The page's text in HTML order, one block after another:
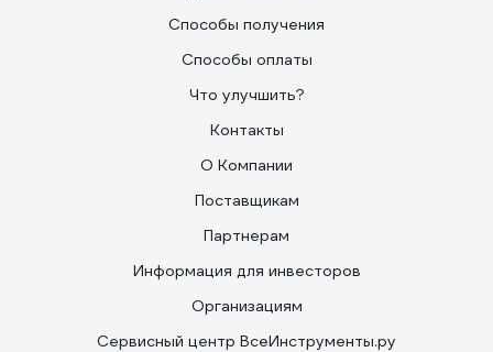
Способы получения
Способы оплаты
Что улучшить?
Контакты
О Компании
Поставщикам
Партнерам
Информация для инвесторов
Организациям
Сервисный центр ВсеИнструменты.ру